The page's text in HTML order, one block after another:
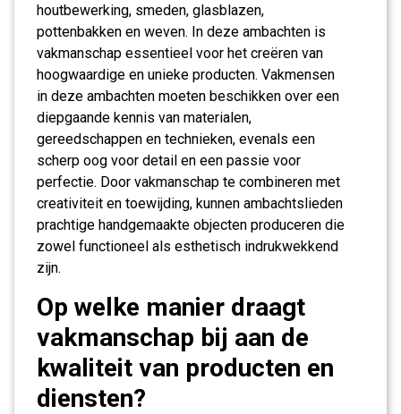
houtbewerking, smeden, glasblazen,
pottenbakken en weven. In deze ambachten is
vakmanschap essentieel voor het creëren van
hoogwaardige en unieke producten. Vakmensen
in deze ambachten moeten beschikken over een
diepgaande kennis van materialen,
gereedschappen en technieken, evenals een
scherp oog voor detail en een passie voor
perfectie. Door vakmanschap te combineren met
creativiteit en toewijding, kunnen ambachtslieden
prachtige handgemaakte objecten produceren die
zowel functioneel als esthetisch indrukwekkend
zijn.
Op welke manier draagt
vakmanschap bij aan de
kwaliteit van producten en
diensten?